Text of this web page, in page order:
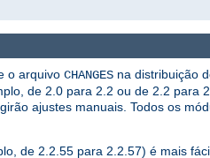
o arquivo CHANGES na distribuição
de 2.0 para 2.2 ou de 2.2 para
ajustes manuais. Todos os
de 2.2.55 para 2.2.57) é mais